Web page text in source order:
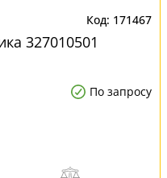
171467
327010501
По запросу